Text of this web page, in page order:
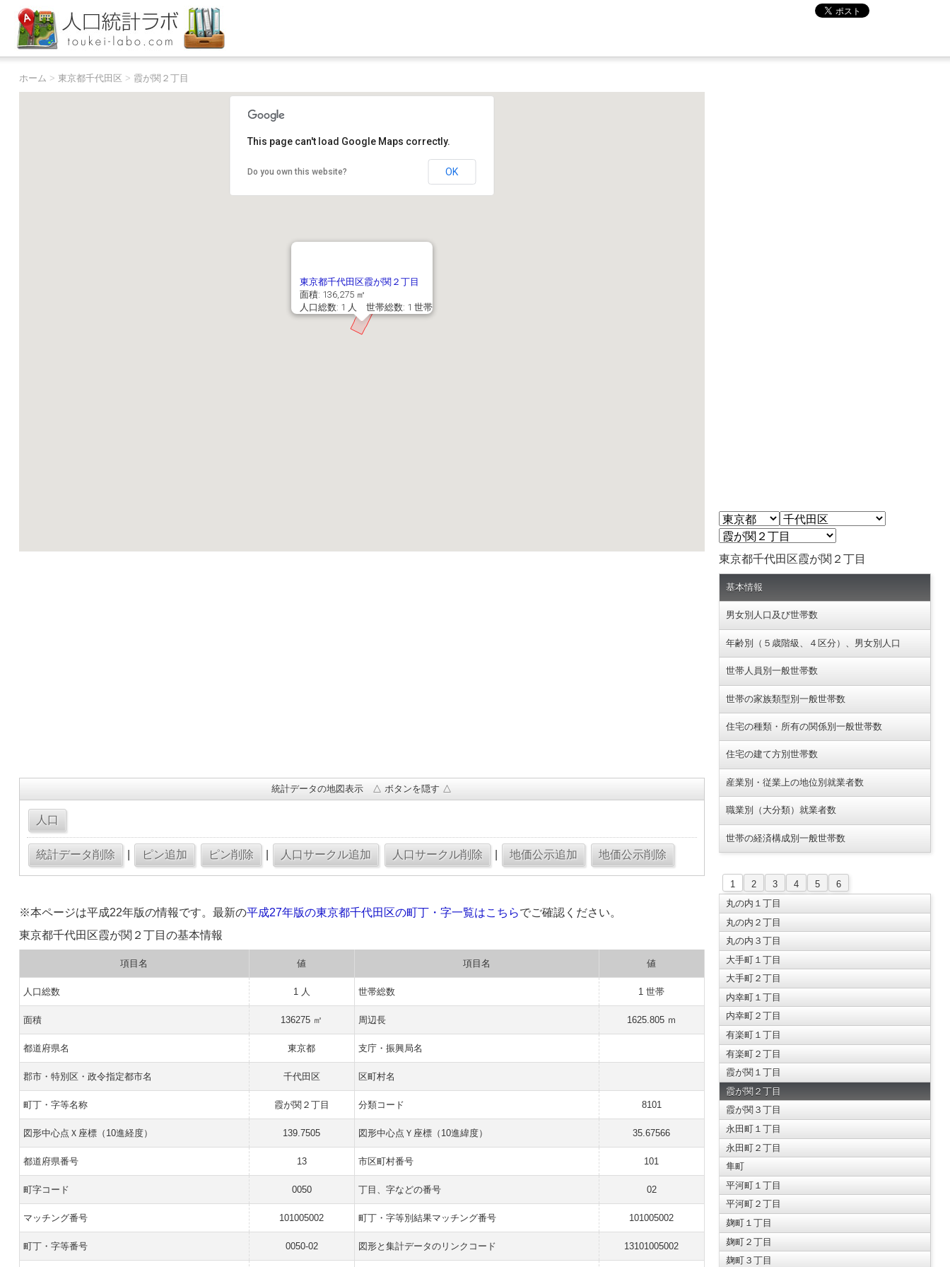
ホーム > 東京都千代田区 > 霞が関２丁目
東京都千代田区霞が関２丁目
面積: 136,275 ㎡
人口総数: 1 人 世帯総数: 1 世帯
This page can't load Google Maps correctly.
Do you own this website? OK
統計データの地図表示 △ ボタンを隠す △
※本ページは平成22年版の情報です。最新の平成27年版の東京都千代田区の町丁・字一覧はこちらでご確認ください。
東京都千代田区霞が関２丁目の基本情報
項目名 値 項目名 値
人口総数 1 人 世帯総数 1 世帯
面積 136275 ㎡ 周辺長 1625.805 ｍ
都道府県名 東京都 支庁・振興局名
郡市・特別区・政令指定都市名 千代田区 区町村名
町丁・字等名称 霞が関２丁目 分類コード 8101
図形中心点Ｘ座標（10進経度） 139.7505 図形中心点Ｙ座標（10進緯度） 35.67566
都道府県番号 13 市区町村番号 101
町字コード 0050 丁目、字などの番号 02
マッチング番号 101005002 町丁・字等別結果マッチング番号 101005002
町丁・字等番号 0050-02 図形と集計データのリンクコード 13101005002
東京都千代田区霞が関２丁目
基本情報
男女別人口及び世帯数
年齢別（５歳階級、４区分）、男女別人口
世帯人員別一般世帯数
世帯の家族類型別一般世帯数
住宅の種類・所有の関係別一般世帯数
住宅の建て方別世帯数
産業別・従業上の地位別就業者数
職業別（大分類）就業者数
世帯の経済構成別一般世帯数
1 2 3 4 5
6
丸の内１丁目
丸の内２丁目
丸の内３丁目
大手町１丁目
大手町２丁目
内幸町１丁目
内幸町２丁目
有楽町１丁目
有楽町２丁目
霞が関１丁目
霞が関２丁目
霞が関３丁目
永田町１丁目
永田町２丁目
隼町
平河町１丁目
平河町２丁目
麹町１丁目
麹町２丁目
麹町３丁目